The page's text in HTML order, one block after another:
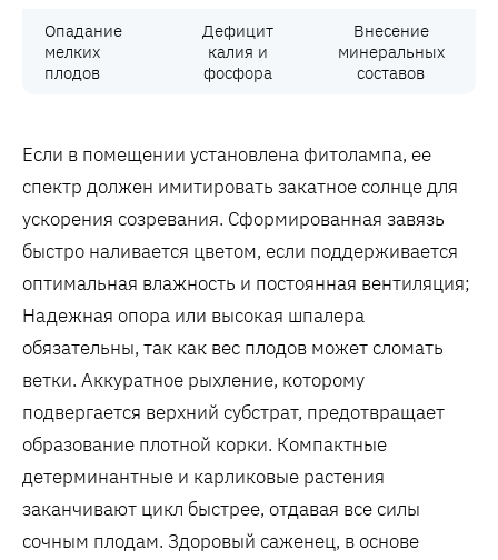
Опадание
мелких
плодов
Дефицит
калия и
фосфора
Внесение
минеральных
составов
Если в помещении установлена фитолампа‚ ее
спектр должен имитировать закатное солнце для
ускорения созревания. Сформированная завязь
быстро наливается цветом‚ если поддерживается
оптимальная влажность и постоянная вентиляция;
Надежная опора или высокая шпалера
обязательны‚ так как вес плодов может сломать
ветки. Аккуратное рыхление‚ которому
подвергается верхний субстрат‚ предотвращает
образование плотной корки. Компактные
детерминантные и карликовые растения
заканчивают цикл быстрее‚ отдавая все силы
сочным плодам. Здоровый саженец‚ в основе